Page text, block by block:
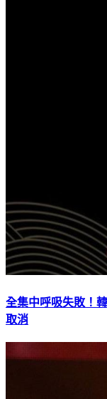
全集中呼吸失敗！
取消